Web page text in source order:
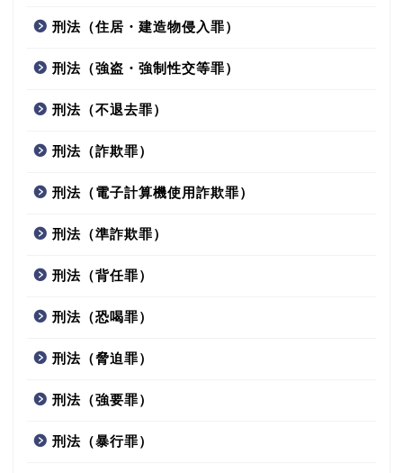
刑法（住居・建造物侵入罪）
刑法（強盗・強制性交等罪）
刑法（不退去罪）
刑法（詐欺罪）
刑法（電子計算機使用詐欺罪）
刑法（準詐欺罪）
刑法（背任罪）
刑法（恐喝罪）
刑法（脅迫罪）
刑法（強要罪）
刑法（暴行罪）